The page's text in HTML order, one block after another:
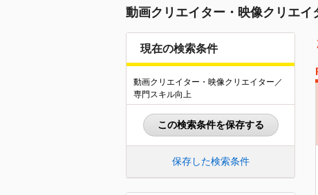
動画クリエイター・映像クリエ
現在の検索条件
動画クリエイター・映像クリエイター／
専門スキル向上
この検索条件を保存する
保存した検索条件